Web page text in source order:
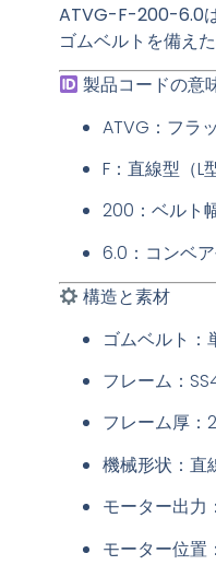
ATVG-F-200-6.0
ゴムベルトを備え
製品コードの意
ATVG：フラ
F：直線型（L
200：ベルト
6.0：コンベ
構造と素材
ゴムベルト：
フレーム：
フレーム厚
機械形状：直
モーター出力
モーター位置